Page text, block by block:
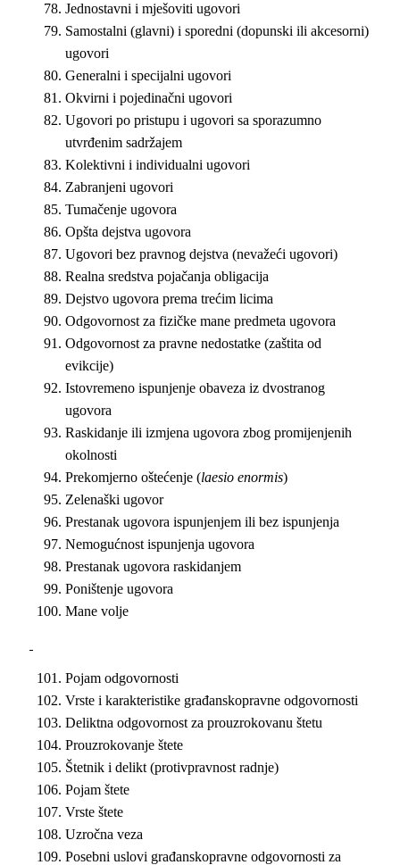
Jednostavni i mješoviti ugovori
Samostalni (glavni) i sporedni (dopunski ili akcesorni)
ugovori
Generalni i specijalni ugovori
Okvirni i pojedinačni ugovori
Ugovori po pristupu i ugovori sa sporazumno
utvrđenim sadržajem
Kolektivni i individualni ugovori
Zabranjeni ugovori
Tumačenje ugovora
Opšta dejstva ugovora
Ugovori bez pravnog dejstva (nevažeći ugovori)
Realna sredstva pojačanja obligacija
Dejstvo ugovora prema trećim licima
Odgovornost za fizičke mane predmeta ugovora
Odgovornost za pravne nedostatke (zaštita od
evikcije)
Istovremeno ispunjenje obaveza iz dvostranog
ugovora
Raskidanje ili izmjena ugovora zbog promijenjenih
okolnosti
Prekomjerno oštećenje (laesio enormis)
Zelenaški ugovor
Prestanak ugovora ispunjenjem ili bez ispunjenja
Nemogućnost ispunjenja ugovora
Prestanak ugovora raskidanjem
Poništenje ugovora
Mane volje
Pojam odgovornosti
Vrste i karakteristike građanskopravne odgovornosti
Deliktna odgovornost za prouzrokovanu štetu
Prouzrokovanje štete
Štetnik i delikt (protivpravnost radnje)
Pojam štete
Vrste štete
Uzročna veza
Posebni uslovi građanskopravne odgovornosti za